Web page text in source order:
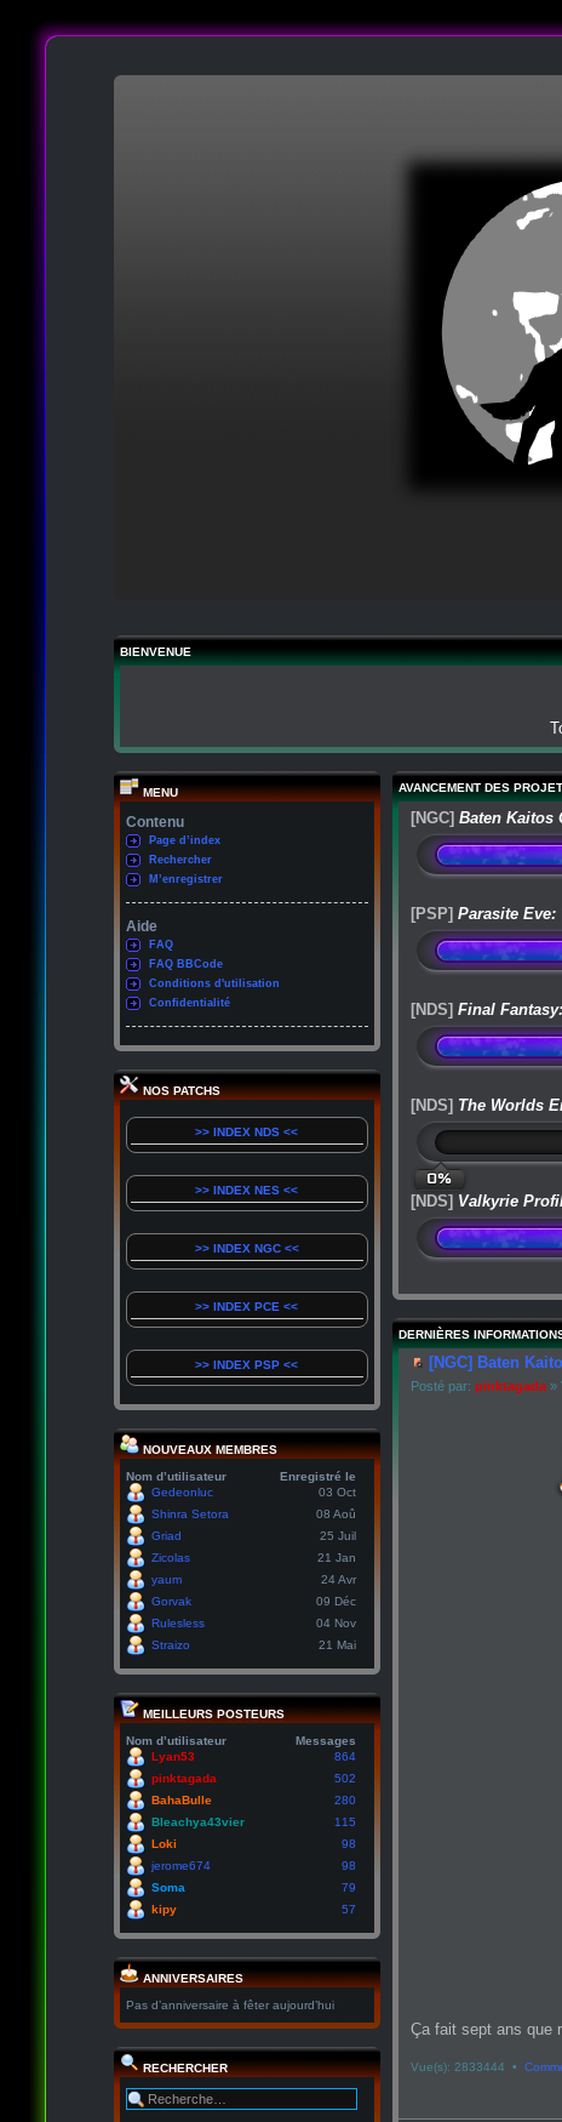
BIENVENUE
MENU
Contenu
Page d’index
Rechercher
M’enregistrer
Aide
FAQ
FAQ BBCode
Conditions d'utilisation
Confidentialité
NOS PATCHS
>> INDEX NDS <<
>> INDEX NES <<
>> INDEX NGC <<
>> INDEX PCE <<
>> INDEX PSP <<
NOUVEAUX MEMBRES
Nom d’utilisateur
Enregistré le
Gedeonluc
03 Oct
Shinra Setora
08 Aoû
Griad
25 Juil
Zicolas
21 Jan
yaum
24 Avr
Gorvak
09 Déc
Rulesless
04 Nov
Straizo
21 Mai
MEILLEURS POSTEURS
Nom d’utilisateur
Messages
Lyan53
864
pinktagada
502
BahaBulle
280
Bleachya43vier
115
Loki
98
jerome674
98
Soma
79
kipy
57
ANNIVERSAIRES
Pas d’anniversaire à fêter aujourd’hui
RECHERCHER
AVANCEMENT DES
[NGC] Baten Kaitos
[PSP] Parasite Eve:
[NDS] Final
[NDS] The Worlds
0%
[NDS] Valkyrie
DERNIÈRES
[NGC] Baten
Posté par: pinktagada»
Ça fait sept ans que
Vue(s): 2833444 •